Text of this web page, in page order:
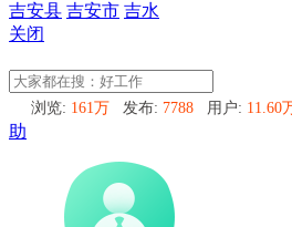
吉安县 吉安市 吉水
关闭
浏览: 161万 发布: 7788 用户: 11.60
助